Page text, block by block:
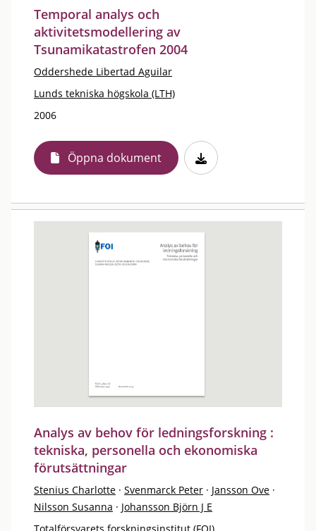
Temporal analys och
aktivitetsmodellering av
Tsunamikatastrofen 2004
Oddershede Libertad Aguilar
Lunds tekniska högskola (LTH)
2006
Öppna dokument
Analys av behov för ledningsforskning :
tekniska, personella och ekonomiska
förutsättningar
Stenius Charlotte · Svenmarck Peter · Jansson Ove ·
Nilsson Susanna · Johansson Björn J E
Totalförsvarets forskningsinstitut (FOI)